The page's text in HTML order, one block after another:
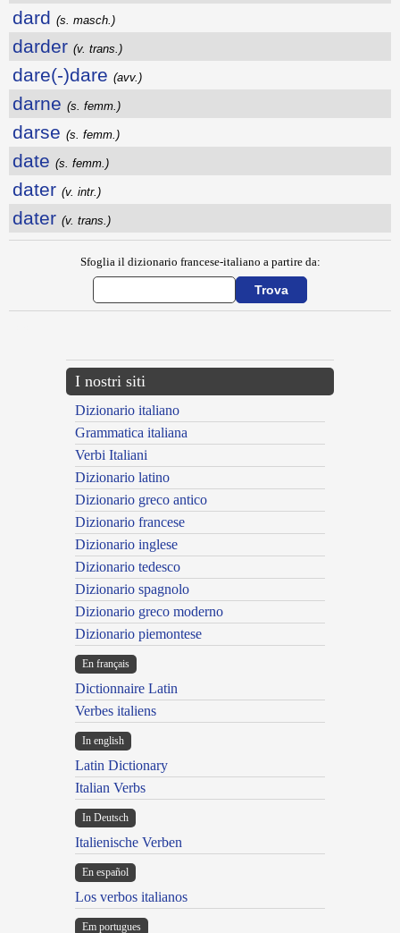
dard (s. masch.)
darder (v. trans.)
dare(-)dare (avv.)
darne (s. femm.)
darse (s. femm.)
date (s. femm.)
dater (v. intr.)
dater (v. trans.)
Sfoglia il dizionario francese-italiano a partire da:
I nostri siti
Dizionario italiano
Grammatica italiana
Verbi Italiani
Dizionario latino
Dizionario greco antico
Dizionario francese
Dizionario inglese
Dizionario tedesco
Dizionario spagnolo
Dizionario greco moderno
Dizionario piemontese
En français
Dictionnaire Latin
Verbes italiens
In english
Latin Dictionary
Italian Verbs
In Deutsch
Italienische Verben
En español
Los verbos italianos
Em portugues